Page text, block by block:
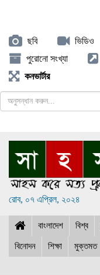
ছবি
ভিডিও
পুরোনো সংখ্যা
কনভার্টার
রোব, ০৭ এপ্রিল, ২০২৪
বাংলাদেশ বিশ্ব
বিনোদন শিক্ষা মুক্তমত